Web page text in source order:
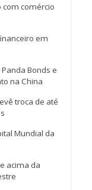
comércio
em
Bonds e
na China
troca de até
Mundial da
acima da